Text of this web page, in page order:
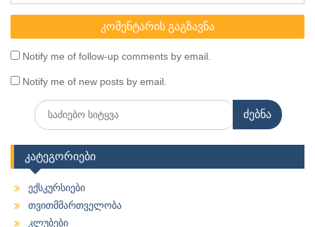
Notify me of follow-up comments by email.
Notify me of new posts by email.
Search
for:
კატეგორიები
ექსკურსიები
თვითმმართველობა
კლუბები